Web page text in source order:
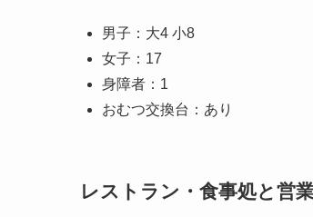
男子：大4 小8
女子：17
身障者：1
おむつ交換台：あり
レストラン・食事処と営